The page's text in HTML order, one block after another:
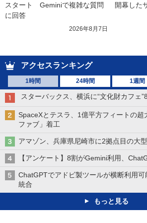
スタート　Geminiで複雑な質問
に回答
2026年8月7日
開幕した
アクセスランキング
1時間 24時間 1週間
スターバックス、横浜に“文化財カフェ
SpaceXとテスラ、1億平方フィートの超
ファブ」着工
アマゾン、兵庫県尼崎市に2拠点目の大
【アンケート】8割がGemini利用、
ChatGPTでアドビ製ツールが横断利用
統合
もっと見る